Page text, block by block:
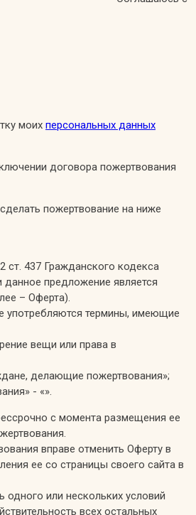
моих персональных данных
договора пожертвования
пожертвование на ниже
ст. 437 Гражданского кодекса
предложение является
– Оферта).
употребляются термины, имеющие
вещи или права в
делающие пожертвования»;
- «».
с момента размещения ее
вправе отменить Оферту в
ее со страницы своего сайта в
одного или нескольких условий
всех остальных